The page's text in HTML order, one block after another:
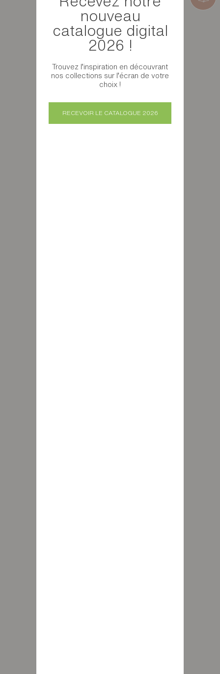
nouveau
catalogue digital
2026 !
Trouvez l’inspiration en découvrant
nos collections sur l’écran de votre
choix !
RECEVOIR LE CATALOGUE 2026